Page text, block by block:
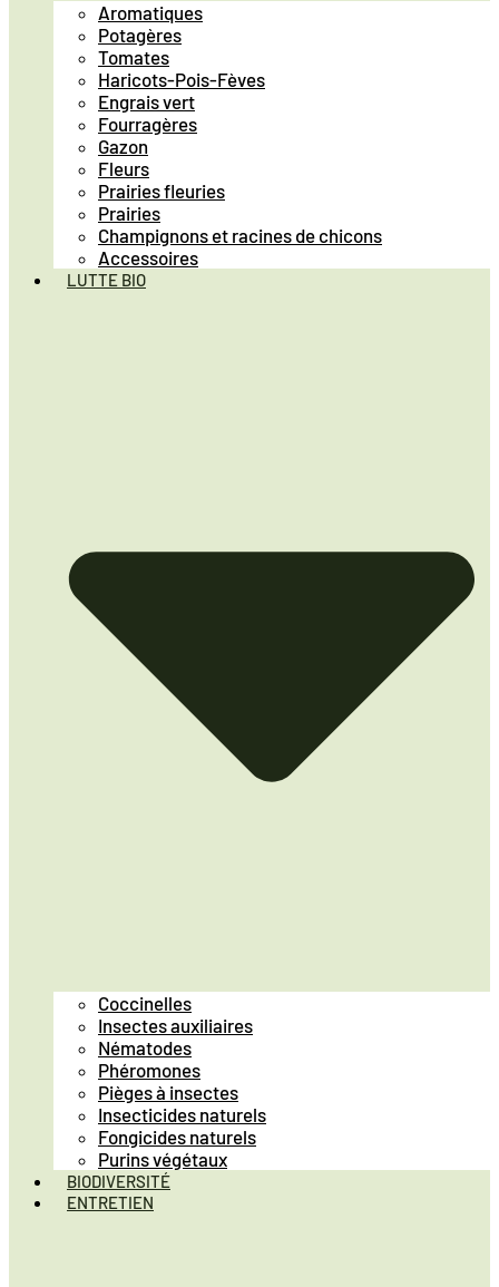
Aromatiques
Potagères
Tomates
Haricots-Pois-Fèves
Engrais vert
Fourragères
Gazon
Fleurs
Prairies fleuries
Prairies
Champignons et racines de chicons
Accessoires
LUTTE BIO
Coccinelles
Insectes auxiliaires
Nématodes
Phéromones
Pièges à insectes
Insecticides naturels
Fongicides naturels
Purins végétaux
BIODIVERSITÉ
ENTRETIEN